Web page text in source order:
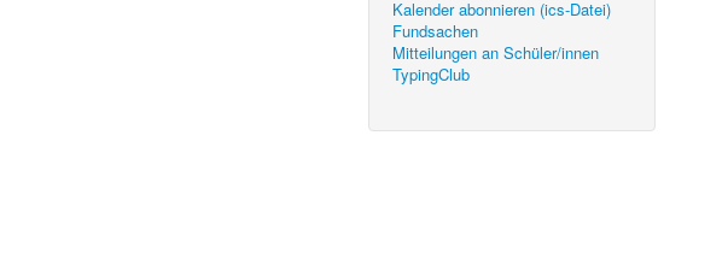
Kalender abonnieren (ics-Datei)
Fundsachen
Mitteilungen an Schüler/innen
TypingClub